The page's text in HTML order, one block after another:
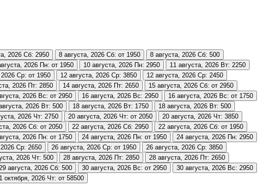
2026 Сб: 2950 8 августа, 2026 Сб: от 1950 8 августа, 2026 Сб: 500
2026 Пн: от 1950 10 августа, 2026 Пн: 2950 11 августа, 2026 Вт: 2250
2026 Ср: от 1950 12 августа, 2026 Ср: 3850 12 августа, 2026 Ср: 2450
2026 Пт: 2850 14 августа, 2026 Пт: 2650 15 августа, 2026 Сб: от 2950
2026 Вс: от 2950 16 августа, 2026 Вс: 2950 16 августа, 2026 Вс: от 1750
2026 Вт: 500 18 августа, 2026 Вт: 1750 18 августа, 2026 Вт: 500
2026 Чт: 2750 20 августа, 2026 Чт: от 2050 20 августа, 2026 Чт: 3850
2026 Сб: от 2050 22 августа, 2026 Сб: 2950 22 августа, 2026 Сб: от 1950
2026 Пн: от 1750 24 августа, 2026 Пн: от 1950 24 августа, 2026 Пн: 2950
Ср: 2650 26 августа, 2026 Ср: от 1950 26 августа, 2026 Ср: 3850
2026 Чт: 500 28 августа, 2026 Пт: 2850 28 августа, 2026 Пт: 2650
29 августа, 2026 Сб: 500 30 августа, 2026 Вс: от 2950 30 августа, 2026 Вс: 2950
1 октября, 2026 Чт: от 58500